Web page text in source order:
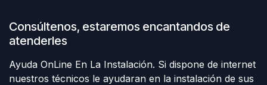
Consúltenos, estaremos encantandos de
atenderles
Ayuda OnLine En La Instalación. Si dispone de internet
nuestros técnicos le ayudaran en la instalación de sus